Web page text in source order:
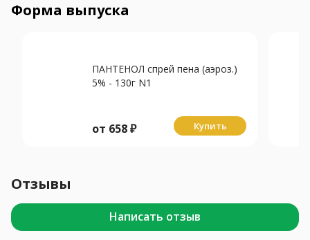
Форма выпуска
ПАНТЕНОЛ спрей пена (аэроз.)
5% - 130г N1
от 658₽ Купить
Отзывы
Написать отзыв